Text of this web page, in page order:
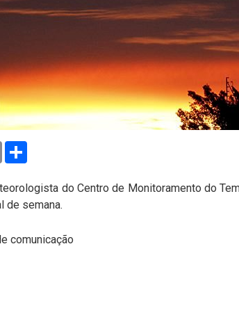
Email
do Centro de Monitoramento do
o final de semana.
comunicação